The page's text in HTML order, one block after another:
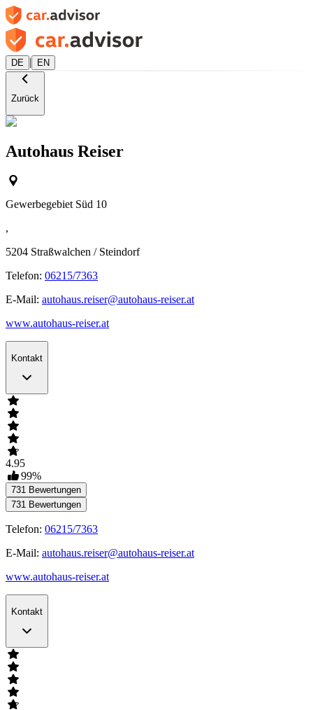
DE | EN
Zurück
Autohaus Reiser
Gewerbegebiet Süd 10
,
5204 Straßwalchen / Steindorf
Telefon: 06215/7363
E-Mail: autohaus.reiser@autohaus-reiser.at
www.autohaus-reiser.at
Kontakt
4.95
99%
731 Bewertungen
731 Bewertungen
Telefon: 06215/7363
E-Mail: autohaus.reiser@autohaus-reiser.at
www.autohaus-reiser.at
Kontakt